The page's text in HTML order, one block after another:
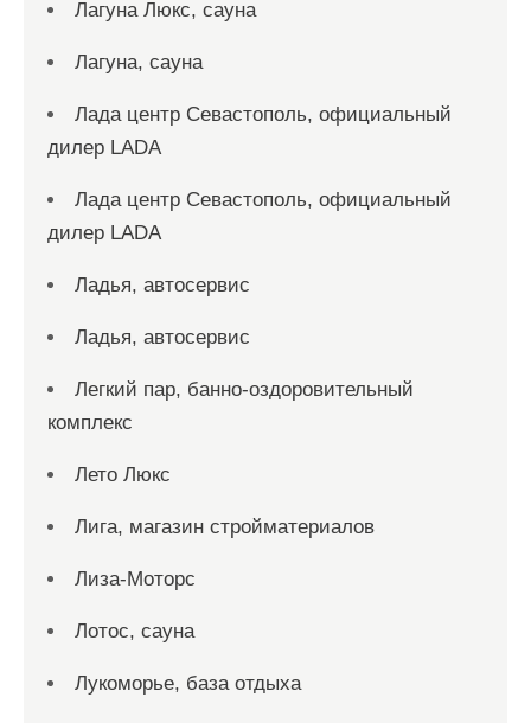
Лагуна Люкс, сауна
Лагуна, сауна
Лада центр Севастополь, официальный
дилер LADA
Лада центр Севастополь, официальный
дилер LADA
Ладья, автосервис
Ладья, автосервис
Легкий пар, банно-оздоровительный
комплекс
Лето Люкс
Лига, магазин стройматериалов
Лиза-Моторс
Лотос, сауна
Лукоморье, база отдыха